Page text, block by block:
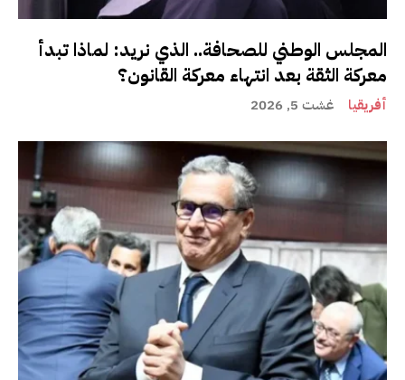
المجلس الوطني للصحافة.. الذي نريد: لماذا تبدأ
معركة الثقة بعد انتهاء معركة القانون؟
أفريقيا غشت 5, 2026